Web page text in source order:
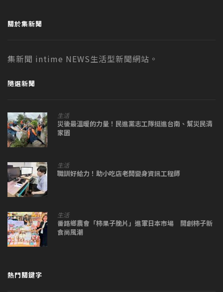
關於集新聞
集新聞 intime NEWS生活型新聞網站。
隨選新聞
生活
災後最溫暖的力量！民進黨志工隊挺進台南、幫災民清
家園
生活
職訓好給力！助小吃店老闆變身資訊工程師
生活
番路鄉農會「柿果子脆片」進軍日本市場 開創柿子新
食尚風潮
熱門關鍵字